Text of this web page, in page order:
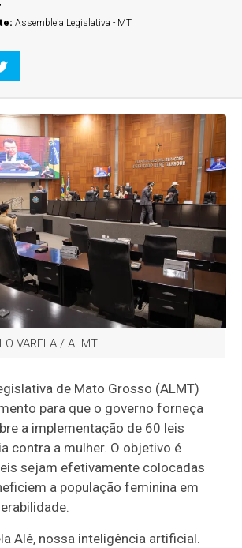
Assembleia Legislativa - MT
VARELA / ALMT
de Mato Grosso (ALMT)
para que o governo forneça
a implementação de 60 leis
contra a mulher. O objetivo é
sejam efetivamente colocadas
a população feminina em
Alê, nossa inteligência artificial.